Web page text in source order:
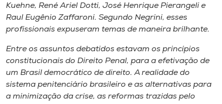
Unoesc
Selecione
Kuehne, René Ariel Dotti, José Henrique Pierangeli e
Raul Eugênio Zaffaroni. Segundo Negrini, esses
profissionais expuseram temas de maneira brilhante.
Entre os assuntos debatidos estavam os princípios
constitucionais do Direito Penal, para a efetivação de
um Brasil democrático de direito. A realidade do
sistema penitenciário brasileiro e as alternativas para
a minimização da crise, as reformas trazidas pelo